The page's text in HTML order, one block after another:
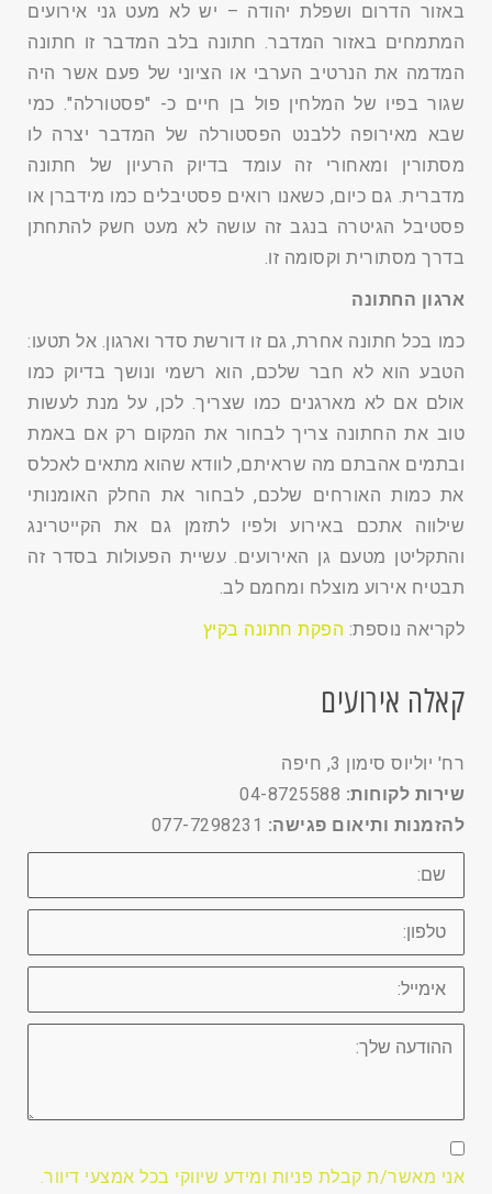
באזור הדרום ושפלת יהודה – יש לא מעט גני אירועים
המתמחים באזור המדבר. חתונה בלב המדבר זו חתונה
המדמה את הנרטיב הערבי או הציוני של פעם אשר היה
שגור בפיו של המלחין פול בן חיים כ- "פסטורלה". כמי
שבא מאירופה ללבנט הפסטורלה של המדבר יצרה לו
מסתורין ומאחורי זה עומד בדיוק הרעיון של חתונה
מדברית. גם כיום, כשאנו רואים פסטיבלים כמו מידברן או
פסטיבל הגיטרה בנגב זה עושה לא מעט חשק להתחתן
בדרך מסתורית וקסומה זו.
ארגון החתונה
כמו בכל חתונה אחרת, גם זו דורשת סדר וארגון. אל תטעו:
הטבע הוא לא חבר שלכם, הוא רשמי ונושך בדיוק כמו
אולם אם לא מארגנים כמו שצריך. לכן, על מנת לעשות
טוב את החתונה צריך לבחור את המקום רק אם באמת
ובתמים אהבתם מה שראיתם, לוודא שהוא מתאים לאכלס
את כמות האורחים שלכם, לבחור את החלק האומנותי
שילווה אתכם באירוע ולפיו לתזמן גם את הקייטרינג
והתקליטן מטעם גן האירועים. עשיית הפעולות בסדר זה
תבטיח אירוע מוצלח ומחמם לב.
לקריאה נוספת: הפקת חתונה בקיץ
קאלה אירועים
רח' יוליוס סימון 3, חיפה
שירות לקוחות:
להזמנות ותיאום פגישה: 077-7298231
שם
טלפון
אימייל
ההודעה
שלך
אני
מא
אני מאשר/ת קבלת פניות ומידע שיווקי בכל אמצעי דיוור.